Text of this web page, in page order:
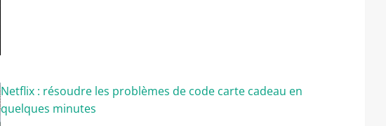
Netflix : résoudre les problèmes de code carte cadeau en
quelques minutes